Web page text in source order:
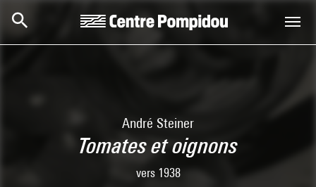
André Steiner
Tomates et oignons
vers 1938